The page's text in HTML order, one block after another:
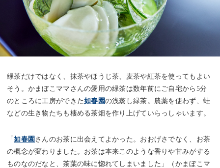
緑茶だけではなく、抹茶やほうじ茶、麦茶や紅茶を使ってもよい
そう。かまぼこママさんの愛用の緑茶は数年前にご自宅から5分
のところに工房ができた如春園の浅蒸し緑茶。農薬を使わず、蛙
などの生き物たちも棲める茶畑を作り上げていらっしゃいます。
「如春園 さんのお茶に出会えてよかった。おおげさでなく、お茶
の概念が変わりました。お茶は本来このような香りや甘みがする
ものなのだなと、茶葉の味に惚れてしまいました」（かまぼこマ